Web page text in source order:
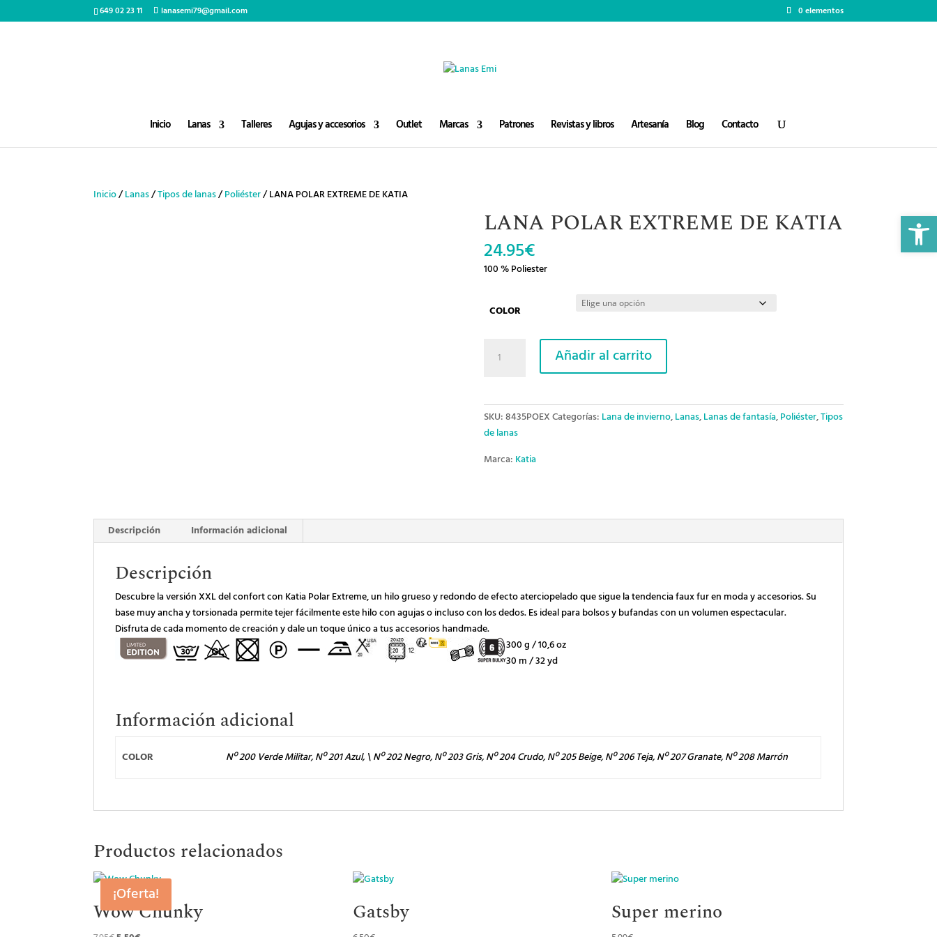
Abrir
649 02 23 11 lanasemi79@gmail.com 0 elementos
Inicio Lanas Talleres Agujas y accesorios Outlet Marcas Patrones Revistas y libros Artesanía Blog Contacto
Inicio/Lanas/Tipos de lanas/Poliéster/ LANA POLAR EXTREME DE KATIA
LANA POLAR EXTREME DE KATIA
24.95€
100 % Poliester
COLOR
POLAR
KATIA
cantidad
Añadir al carrito
SKU:8435POEXCategorías: Lana de invierno,Lanas,Lanas de fantasía,Poliéster,Tipos
de lanas
Marca: Katia
Descripción Información adicional
Descripción
Descubre la versión XXL del confort con Katia Polar Extreme, un hilo grueso y redondo de efecto aterciopelado que sigue la tendencia faux fur en moda y accesorios. Su
base muy ancha y torsionada permite tejer fácilmente este hilo con agujas o incluso con los dedos. Es ideal para bolsos y bufandas con un volumen espectacular.
Disfruta de cada momento de creación y dale un toque único a tus accesorios handmade.
300 g / 10,6 oz
30 m / 32 yd
Información adicional
COLOR Nº 200 Verde Militar, Nº 201 Azul, \ Nº 202 Negro, Nº 203 Gris, Nº 204 Crudo, Nº 205 Beige, Nº 206 Teja, Nº 207 Granate, Nº 208 Marrón
Productos relacionados
¡Oferta!
Wow Chunky Gatsby Super merino